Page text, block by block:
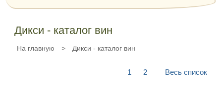
Дикси - каталог вин
На главную > Дикси - каталог вин
1 2 Весь список